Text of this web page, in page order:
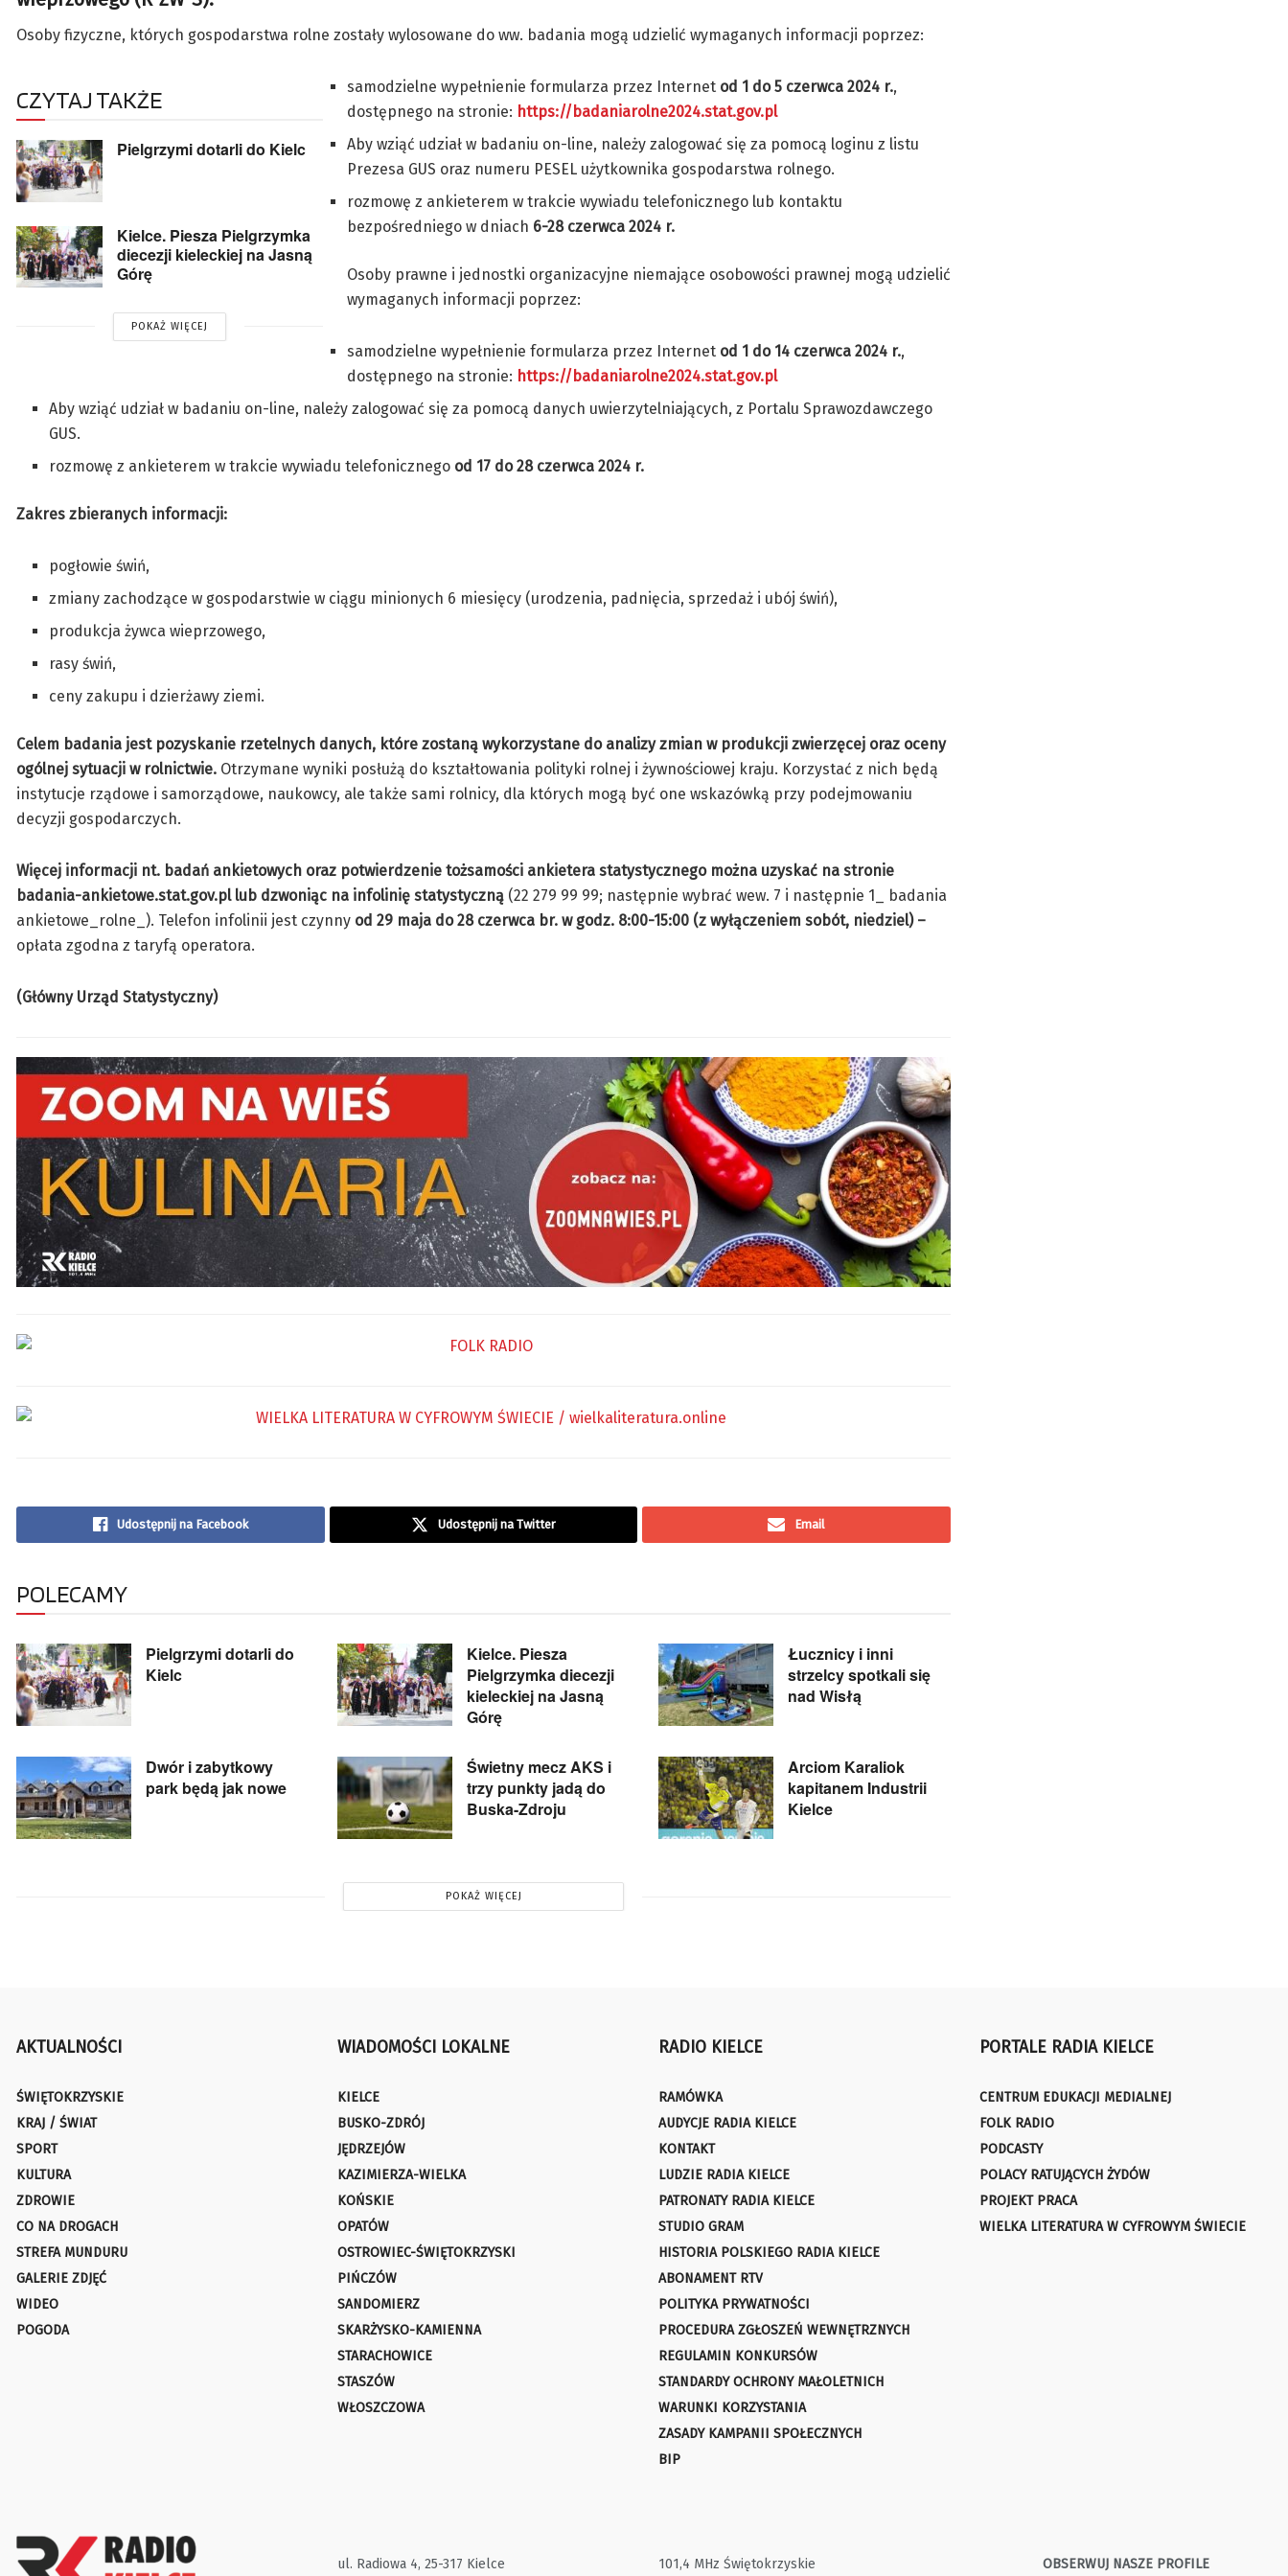
Osoby fizyczne, których gospodarstwa rolne zostały wylosowane do ww. badania mogą udzielić wymaganych informacji poprzez:
CZYTAJ TAKŻE
Pielgrzymi dotarli do Kielc
Kielce. Piesza Pielgrzymka
diecezji kieleckiej na Jasną
Górę
POKAŻ WIĘCEJ
samodzielne wypełnienie formularza przez Internet od 1 do 5 czerwca 2024 r.,
dostępnego na stronie: https://badaniarolne2024.stat.gov.pl
Aby wziąć udział w badaniu on-line, należy zalogować się za pomocą loginu z listu
Prezesa GUS oraz numeru PESEL użytkownika gospodarstwa rolnego.
rozmowę z ankieterem w trakcie wywiadu telefonicznego lub kontaktu
bezpośredniego w dniach 6-28 czerwca 2024 r.
Osoby prawne i jednostki organizacyjne niemające osobowości prawnej mogą udzielić
wymaganych informacji poprzez:
samodzielne wypełnienie formularza przez Internet od 1 do 14 czerwca 2024 r.,
dostępnego na stronie: https://badaniarolne2024.stat.gov.pl
Aby wziąć udział w badaniu on-line, należy zalogować się za pomocą danych uwierzytelniających, z Portalu Sprawozdawczego
GUS.
rozmowę z ankieterem w trakcie wywiadu telefonicznego od 17 do 28 czerwca 2024 r.
Zakres zbieranych informacji:
pogłowie świń,
zmiany zachodzące w gospodarstwie w ciągu minionych 6 miesięcy (urodzenia, padnięcia, sprzedaż i ubój świń),
produkcja żywca wieprzowego,
rasy świń,
ceny zakupu i dzierżawy ziemi.
Celem badania jest pozyskanie rzetelnych danych, które zostaną wykorzystane do analizy zmian w produkcji zwierzęcej oraz oceny
ogólnej sytuacji w rolnictwie. Otrzymane wyniki posłużą do kształtowania polityki rolnej i żywnościowej kraju. Korzystać z nich będą
instytucje rządowe i samorządowe, naukowcy, ale także sami rolnicy, dla których mogą być one wskazówką przy podejmowaniu
decyzji gospodarczych.
Więcej informacji nt. badań ankietowych oraz potwierdzenie tożsamości ankietera statystycznego można uzyskać na stronie
badania-ankietowe.stat.gov.pl lub dzwoniąc na infolinię statystyczną (22 279 99 99; następnie wybrać wew. 7 i następnie 1_ badania
ankietowe_rolne_). Telefon infolinii jest czynny od 29 maja do 28 czerwca br. w godz. 8:00-15:00 (z wyłączeniem sobót, niedziel) –
opłata zgodna z taryfą operatora.
(Główny Urząd Statystyczny)
Udostępnij na Facebook Udostępnij na Twitter Email
POLECAMY
Pielgrzymi dotarli do
Kielc
Kielce. Piesza
Pielgrzymka diecezji
kieleckiej na Jasną
Górę
Łucznicy i inni
strzelcy spotkali się
nad Wisłą
Dwór i zabytkowy
park będą jak nowe
Świetny mecz AKS i
trzy punkty jadą do
Buska-Zdroju
Arciom Karaliok
kapitanem Industrii
Kielce
POKAŻ WIĘCEJ
AKTUALNOŚCI
ŚWIĘTOKRZYSKIE
KRAJ / ŚWIAT
SPORT
KULTURA
ZDROWIE
CO NA DROGACH
STREFA MUNDURU
GALERIE ZDJĘĆ
WIDEO
POGODA
WIADOMOŚCI LOKALNE
KIELCE
BUSKO-ZDRÓJ
JĘDRZEJÓW
KAZIMIERZA-WIELKA
KOŃSKIE
OPATÓW
OSTROWIEC-ŚWIĘTOKRZYSKI
PIŃCZÓW
SANDOMIERZ
SKARŻYSKO-KAMIENNA
STARACHOWICE
STASZÓW
WŁOSZCZOWA
RADIO KIELCE
RAMÓWKA
AUDYCJE RADIA KIELCE
KONTAKT
LUDZIE RADIA KIELCE
PATRONATY RADIA KIELCE
STUDIO GRAM
HISTORIA POLSKIEGO RADIA KIELCE
ABONAMENT RTV
POLITYKA PRYWATNOŚCI
PROCEDURA ZGŁOSZEŃ WEWNĘTRZNYCH
REGULAMIN KONKURSÓW
STANDARDY OCHRONY MAŁOLETNICH
WARUNKI KORZYSTANIA
ZASADY KAMPANII SPOŁECZNYCH
BIP
PORTALE RADIA KIELCE
CENTRUM EDUKACJI MEDIALNEJ
FOLK RADIO
PODCASTY
POLACY RATUJĄCYCH ŻYDÓW
PROJEKT PRACA
WIELKA LITERATURA W CYFROWYM ŚWIECIE
ul. Radiowa 4, 25-317 Kielce 101,4 MHz Świętokrzyskie OBSERWUJ NASZE PROFILE